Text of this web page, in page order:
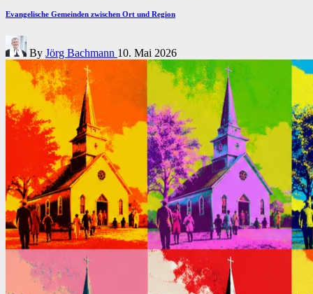
Evangelische Gemeinden zwischen Ort und Region
Posted
by
By Jörg Bachmann 10. Mai 2026